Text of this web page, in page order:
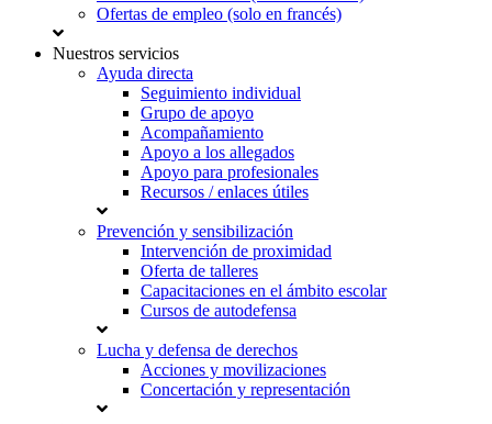
Ofertas de empleo (solo en francés)
Nuestros servicios
Ayuda directa
Seguimiento individual
Grupo de apoyo
Acompañamiento
Apoyo a los allegados
Apoyo para profesionales
Recursos / enlaces útiles
Prevención y sensibilización
Intervención de proximidad
Oferta de talleres
Capacitaciones en el ámbito escolar
Cursos de autodefensa
Lucha y defensa de derechos
Acciones y movilizaciones
Concertación y representación